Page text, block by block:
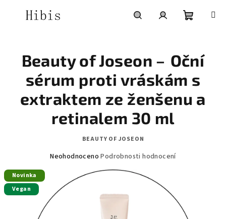
košík
Beauty of Joseon –⁠⁠⁠⁠⁠⁠ Oční
sérum proti vráskám s
extraktem ze ženšenu a
retinalem 30 ml
BEAUTY OF JOSEON
Průměrné
produktu
0,0
Neohodnoceno Podrobnosti hodnocení
Novinka
Vegan